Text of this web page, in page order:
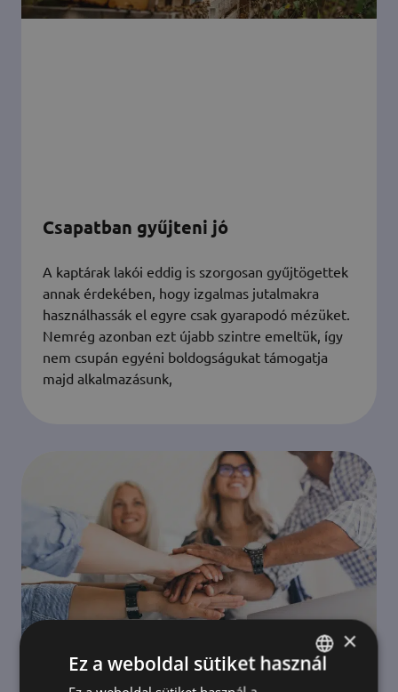
Csapatban gyűjteni jó
A kaptárak lakói eddig is szorgosan gyűjtögettek
annak érdekében, hogy izgalmas jutalmakra
használhassák el egyre csak gyarapodó mézüket.
Nemrég azonban ezt újabb szintre emeltük, így
nem csupán egyéni boldogságukat támogatja
majd alkalmazásunk,
×
Ez a weboldal sütiket használ